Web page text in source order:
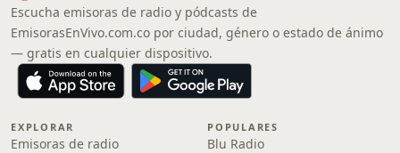
Escucha emisoras de radio y pódcasts de
EmisorasEnVivo.com.co por ciudad, género o estado de ánimo
— gratis en cualquier dispositivo.
EXPLORAR
Emisoras de radio
POPULARES
Blu Radio